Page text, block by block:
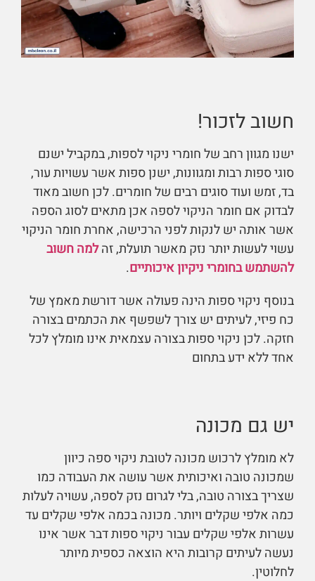
חשוב לזכור!
ישנו מגוון רחב של חומרי ניקוי לספות, במקביל ישנם
סוגי ספות רבות ומגוונות, ישנן ספות אשר עשויות עור,
בד, זמש ועוד סוגים רבים של חומרים. לכן חשוב מאוד
לבדוק אם חומר הניקוי לספה אכן מתאים לסוג הספה
אשר אותה יש לנקות לפני הרכישה, אחרת חומר הניקוי
עשוי לעשות יותר נזק מאשר תועלת, זהלמה חשוב
להשתמש בחומרי ניקיון איכותיים.
בנוסף ניקוי ספות הינה פעולה אשר דורשת מאמץ של
כח פיזי, לעיתים יש צורך לשפשף את הכתמים בצורה
חזקה. לכן ניקוי ספות בצורה עצמאית אינו מומלץ לכל
אחד ללא ידע בתחום
יש גם מכונה
לא מומלץ לרכוש מכונה לטובת ניקוי ספה כיוון
שמכונה טובה ואיכותית אשר עושה את העבודה כמו
שצריך בצורה טובה, בלי לגרום נזק לספה, עשויה לעלות
כמה אלפי שקלים ויותר. מכונה בכמה אלפי שקלים עד
עשרות אלפי שקלים עבור ניקוי ספות דבר אשר אינו
נעשה לעיתים קרובות היא הוצאה כספית מיותר
לחלוטין.